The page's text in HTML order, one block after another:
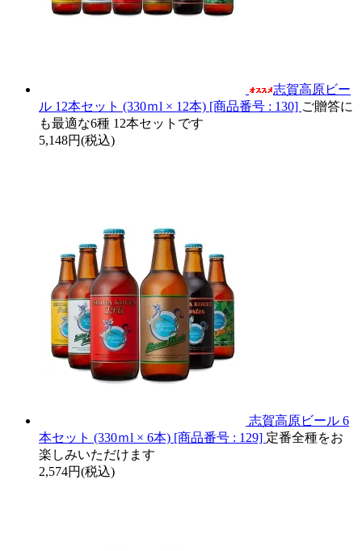
志賀高原ビー
ル 12本セット (330ｍl × 12本) [商品番号 : 130] ご贈答に
も最適な6種 12本セットです
5,148円(税込)
志賀高原ビール 6
本セット (330ｍl × 6本) [商品番号 : 129] 定番全種をお
楽しみいただけます
2,574円(税込)